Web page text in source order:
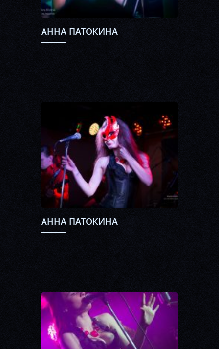
АННА ПАТОКИНА
АННА ПАТОКИНА